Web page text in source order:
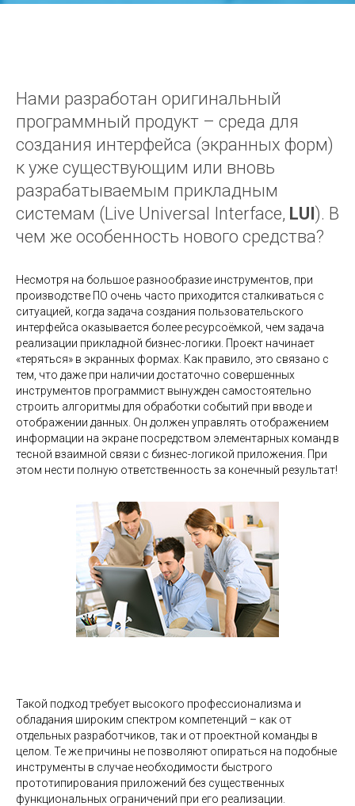
Нами разработан оригинальный
программный продукт – среда для
создания интерфейса (экранных форм)
к уже существующим или вновь
разрабатываемым прикладным
системам (Live Universal Interface, LUI). В
чем же особенность нового средства?
Несмотря на большое разнообразие инструментов, при
производстве ПО очень часто приходится сталкиваться с
ситуацией, когда задача создания пользовательского
интерфейса оказывается более ресурсоёмкой, чем задача
реализации прикладной бизнес-логики. Проект начинает
«теряться» в экранных формах. Как правило, это связано с
тем, что даже при наличии достаточно совершенных
инструментов программист вынужден самостоятельно
строить алгоритмы для обработки событий при вводе и
отображении данных. Он должен управлять отображением
информации на экране посредством элементарных команд в
тесной взаимной связи с бизнес-логикой приложения. При
этом нести полную ответственность за конечный результат!
Такой подход требует высокого профессионализма и
обладания широким спектром компетенций – как от
отдельных разработчиков, так и от проектной команды в
целом. Те же причины не позволяют опираться на подобные
инструменты в случае необходимости быстрого
прототипирования приложений без существенных
функциональных ограничений при его реализации.